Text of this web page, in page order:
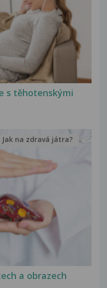
s těhotenskými
a obrazech
Jak na zdravá játra?